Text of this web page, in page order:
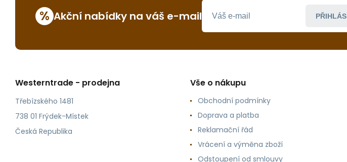
% Akční nabídky na váš e-mail
Westerntrade - prodejna
Třebízského 1481
738 01 Frýdek-Místek
Česká Republika
Vše o nákupu
Obchodní podmínky
Doprava a platba
Reklamační řád
Vrácení a výměna zboží
Odstoupení od smlouvy